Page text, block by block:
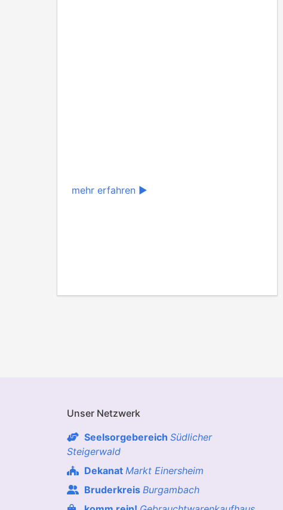
mehr erfahren ▶
Unser Netzwerk
Seelsorgebereich Südlicher
Steigerwald
Dekanat Markt Einersheim
Bruderkreis Burgambach